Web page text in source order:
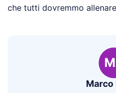
che tutti dovremmo
Marco